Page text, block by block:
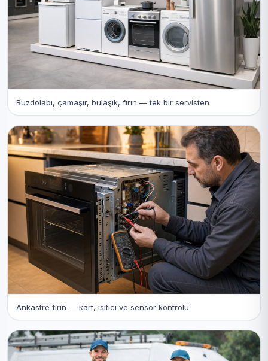
Buzdolabı, çamaşır, bulaşık, fırın — tek bir servisten
Ankastre fırın — kart, ısıtıcı ve sensör kontrolü